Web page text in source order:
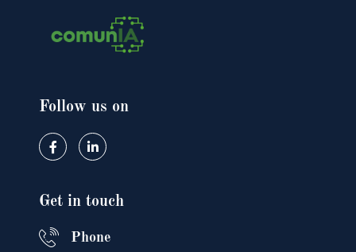
Follow us on
Get in touch
Phone